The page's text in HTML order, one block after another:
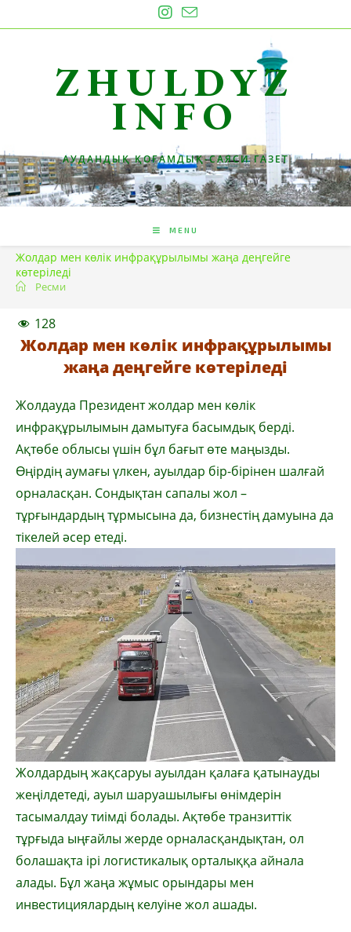
to
ZHULDYZ
INFO
АУДАНДЫҚ ҚОҒАМДЫҚ-САЯСИ ГАЗЕТ
MENU
Жолдар мен көлік инфрақұрылымы жаңа деңгейге
көтеріледі
Ресми
128
Жолдар мен көлік инфрақұрылымы
жаңа деңгейге көтеріледі
Жолдауда Президент жолдар мен көлік
инфрақұрылымын дамытуға басымдық берді.
Ақтөбе облысы үшін бұл бағыт өте маңызды.
Өңірдің аумағы үлкен, ауылдар бір-бірінен шалғай
орналасқан. Сондықтан сапалы жол –
тұрғындардың тұрмысына да, бизнестің дамуына да
тікелей әсер етеді.
Жолдардың жақсаруы ауылдан қалаға қатынауды
жеңілдетеді, ауыл шаруашылығы өнімдерін
тасымалдау тиімді болады. Ақтөбе транзиттік
тұрғыда ыңғайлы жерде орналасқандықтан, ол
болашақта ірі логистикалық орталыққа айнала
алады. Бұл жаңа жұмыс орындары мен
инвестициялардың келуіне жол ашады.